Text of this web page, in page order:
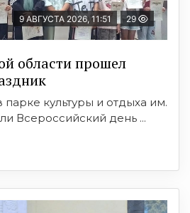
9 АВГУСТА 2026, 11:51 29
области прошел
культуры и отдыха им.
Всероссийский день ...